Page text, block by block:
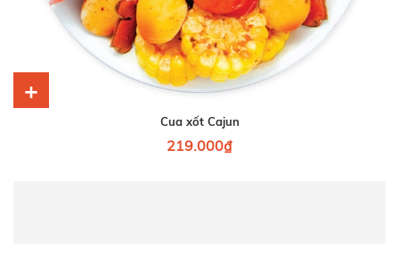
+
Cua xốt Cajun
219.000₫